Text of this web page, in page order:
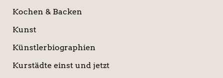
Kochen & Backen
Kunst
Künstlerbiographien
Kurstädte einst und jetzt